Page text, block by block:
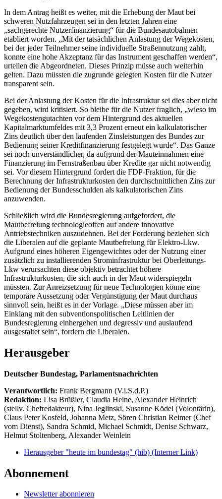
In dem Antrag heißt es weiter, mit die Erhebung der Maut bei
schweren Nutzfahrzeugen sei in den letzten Jahren eine
„sachgerechte Nutzerfinanzierung“ für die Bundesautobahnen
etabliert worden. „Mit der tatsächlichen Anlastung der Wegekosten,
bei der jeder Teilnehmer seine individuelle Straßennutzung zahlt,
konnte eine hohe Akzeptanz für das Instrument geschaffen werden“,
urteilen die Abgeordneten. Dieses Prinzip müsse auch weiterhin
gelten. Dazu müssten die zugrunde gelegten Kosten für die Nutzer
transparent sein.
Bei der Anlastung der Kosten für die Infrastruktur sei dies aber nicht
gegeben, wird kritisiert. So bleibe für die Nutzer fraglich, „wieso im
Wegekostengutachten vor dem Hintergrund des aktuellen
Kapitalmarktumfeldes mit 3,3 Prozent erneut ein kalkulatorischer
Zins deutlich über den laufenden Zinsleistungen des Bundes zur
Bedienung seiner Kreditfinanzierung festgelegt wurde“. Das Ganze
sei noch unverständlicher, da aufgrund der Mauteinnahmen eine
Finanzierung im Fernstraßenbau über Kredite gar nicht notwendig
sei. Vor diesem Hintergrund fordert die FDP-Fraktion, für die
Berechnung der Infrastrukturkosten den durchschnittlichen Zins zur
Bedienung der Bundesschulden als kalkulatorischen Zins
anzuwenden.
Schließlich wird die Bundesregierung aufgefordert, die
Mautbefreiung technologieoffen auf andere innovative
Antriebstechniken auszudehnen. Bei der Forderung beziehen sich
die Liberalen auf die geplante Mautbefreiung für Elektro-Lkw.
Aufgrund eines höheren Eigengewichtes oder der Nutzung einer
zusätzlich zu installierenden Strominfrastruktur bei Oberleitungs-
Lkw verursachten diese objektiv betrachtet höhere
Infrastrukturkosten, die sich auch in der Maut widerspiegeln
müssten. Zur Anreizsetzung für neue Technologien könne eine
temporäre Aussetzung oder Vergünstigung der Maut durchaus
sinnvoll sein, heißt es in der Vorlage. „Diese müssen aber im
Einklang mit den subventionspolitischen Leitlinien der
Bundesregierung einhergehen und degressiv und auslaufend
ausgestaltet sein“, fordern die Liberalen.
Herausgeber
Deutscher Bundestag, Parlamentsnachrichten
Verantwortlich: Frank Bergmann (V.i.S.d.P.)
Redaktion: Lisa Brüßler, Claudia Heine, Alexander Heinrich
(stellv. Chefredakteur), Nina Jeglinski, Susanne Ködel (Volontärin),
Claus Peter Kosfeld, Johanna Metz, Sören Christian Reimer (Chef
vom Dienst), Sandra Schmid, Michael Schmidt, Denise Schwarz,
Helmut Stoltenberg, Alexander Weinlein
Herausgeber "heute im bundestag" (hib) (Interner Link)
Abonnement
Newsletter abonnieren